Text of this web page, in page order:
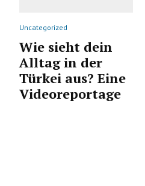
Uncategorized
Wie sieht dein
Alltag in der
Türkei aus? Eine
Videoreportage